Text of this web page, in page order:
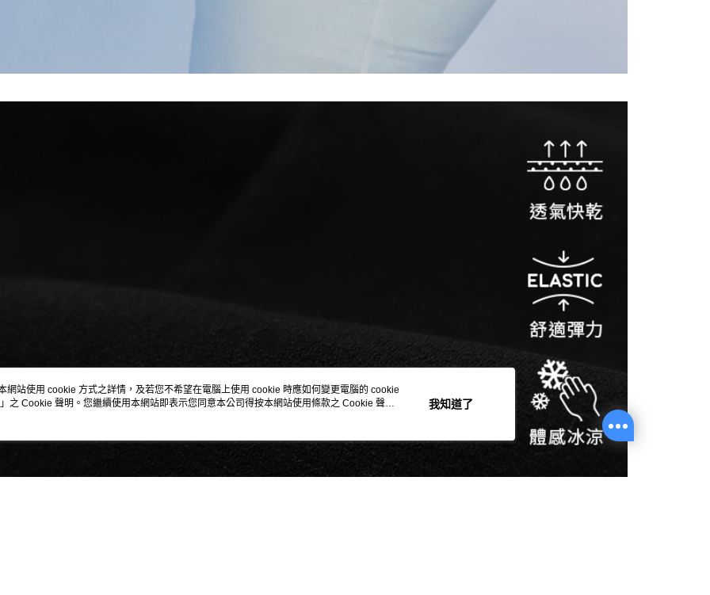
網站使用 cookie 方式之詳情，及若您不希望在電腦上使用 cookie 時應如何變更電腦的 cookie
」之 Cookie 聲明。您繼續使用本網站即表示您同意本公司得按本網站使用條款之 Cookie 聲明
我知道了